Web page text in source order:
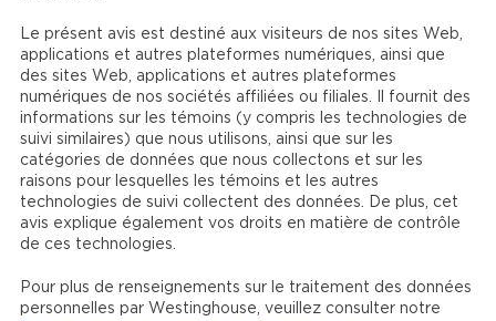
Le présent avis est destiné aux visiteurs de nos sites Web,
applications et autres plateformes numériques, ainsi que
des sites Web, applications et autres plateformes
numériques de nos sociétés affiliées ou filiales. Il fournit des
informations sur les témoins (y compris les technologies de
suivi similaires) que nous utilisons, ainsi que sur les
catégories de données que nous collectons et sur les
raisons pour lesquelles les témoins et les autres
technologies de suivi collectent des données. De plus, cet
avis explique également vos droits en matière de contrôle
de ces technologies.
Pour plus de renseignements sur le traitement des données
personnelles par Westinghouse, veuillez consulter notre